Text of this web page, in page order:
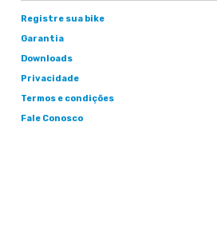
Registre sua bike
Garantia
Downloads
Privacidade
Termos e condições
Fale Conosco